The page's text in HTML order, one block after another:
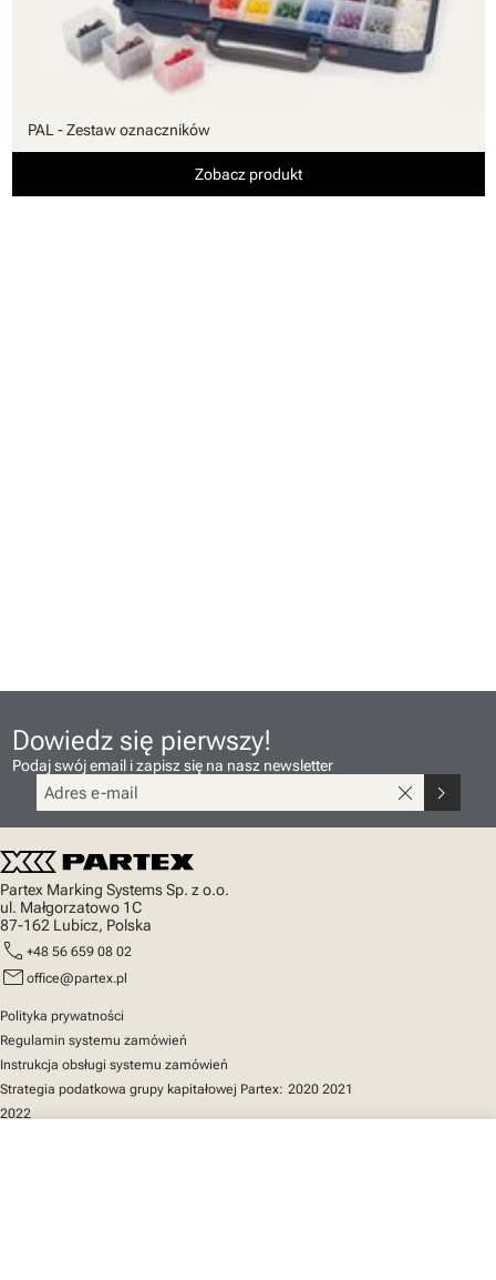
PAL - Zestaw oznaczników
Zobacz produkt
Dowiedz się pierwszy!
Podaj swój email i zapisz się na nasz newsletter
close chevron_right
Partex Marking Systems Sp. z o.o.
ul. Małgorzatowo 1C
87-162 Lubicz, Polska
call +48 56 659 08 02
mail office@partex.pl
Polityka prywatności
Regulamin systemu zamówień
Instrukcja obsługi systemu zamówień
Strategia podatkowa grupy kapitałowej Partex: 2020 2021
2022